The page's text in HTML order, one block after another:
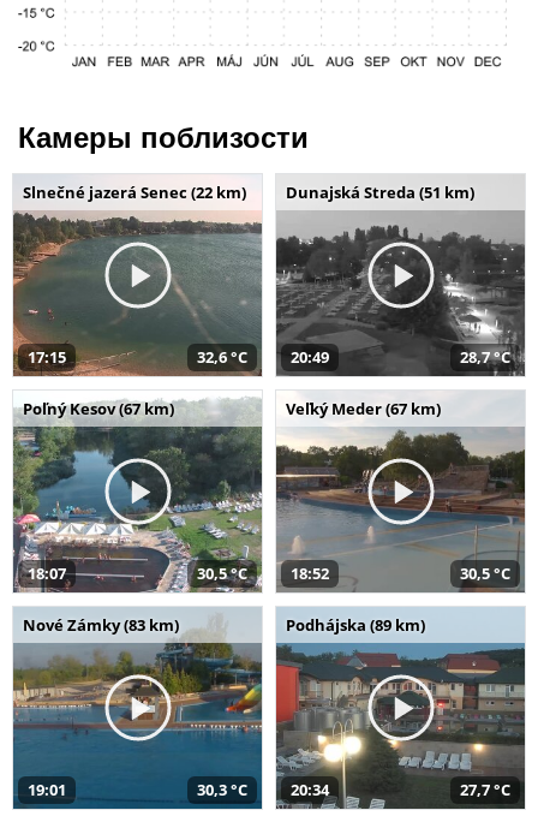
Камеры поблизости
Slnečné jazerá Senec (22 km)
17:15 32,6 °C
Dunajská Streda (51 km)
20:49 28,7 °C
Poľný Kesov (67 km)
18:07 30,5 °C
Veľký Meder (67 km)
18:52 30,5 °C
Nové Zámky (83 km)
19:01 30,3 °C
Podhájska (89 km)
20:34 27,7 °C